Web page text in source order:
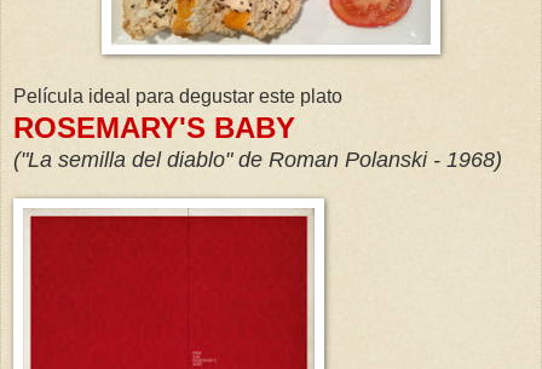
Película ideal para degustar este plato
ROSEMARY'S BABY
("La semilla del diablo" de Roman Polanski - 1968)